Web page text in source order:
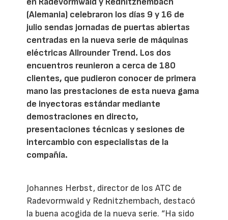
(Alemania) celebraron los días 9 y 16 de
julio sendas jornadas de puertas abiertas
centradas en la nueva serie de máquinas
eléctricas Allrounder Trend. Los dos
encuentros reunieron a cerca de 180
clientes, que pudieron conocer de primera
mano las prestaciones de esta nueva gama
de inyectoras estándar mediante
demostraciones en directo,
presentaciones técnicas y sesiones de
intercambio con especialistas de la
compañía.
Johannes Herbst, director de los ATC de
Radevormwald y Rednitzhembach, destacó
la buena acogida de la nueva serie. “Ha sido